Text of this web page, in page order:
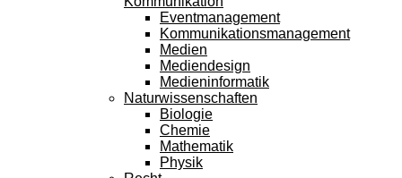
Eventmanagement
Kommunikationsmanagement
Medien
Mediendesign
Medieninformatik
Naturwissenschaften
Biologie
Chemie
Mathematik
Physik